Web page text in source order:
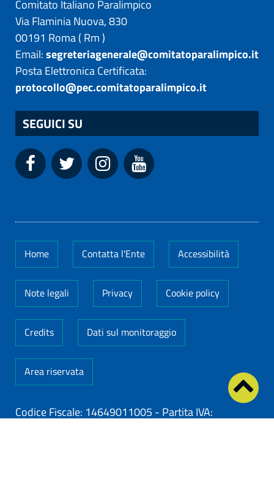
Comitato Italiano Paralimpico
Via Flaminia Nuova, 830
00191 Roma( Rm)
Email:segreteriagenerale@comitatoparalimpico.it
Posta Elettronica Certificata:
protocollo@pec.comitatoparalimpico.it
SEGUICI SU
Home Contatta l'Ente Accessibilità
Note legali Privacy Cookie policy
Credits Dati sul monitoraggio
Area riservata
Codice Fiscale: 14649011005 - Partita IVA: